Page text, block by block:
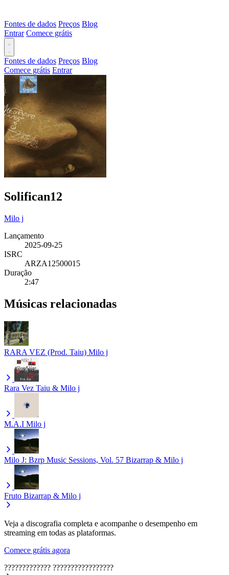
Fontes de dados Preços Blog
Entrar Comece grátis
Fontes de dados Preços Blog
Comece grátis Entrar
Solifican12
Milo j
Lançamento
2025-09-25
ISRC
ARZA12500015
Duração
2:47
Músicas relacionadas
RARA VEZ (Prod. Taiu) Milo j
Rara Vez Taiu & Milo j
M.A.I Milo j
Milo J: Bzrp Music Sessions, Vol. 57 Bizarrap & Milo j
Fruto Bizarrap & Milo j
Veja a discografia completa e acompanhe o desempenho em
streaming em todas as plataformas.
Comece grátis agora
????????????? ?????????????????